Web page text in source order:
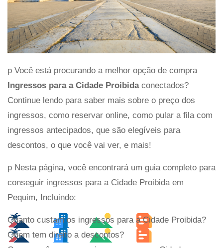
p Você está procurando a melhor opção de compra
Ingressos para a Cidade Proibida conectados?
Continue lendo para saber mais sobre o preço dos
ingressos, como reservar online, como pular a fila com
ingressos antecipados, que são elegíveis para
descontos, o que você vai ver, e mais!
p Nesta página, você encontrará um guia completo para
conseguir ingressos para a Cidade Proibida em
Pequim, Incluindo:
Quanto custam os ingressos para a Cidade Proibida?
Quem tem direito a descontos?